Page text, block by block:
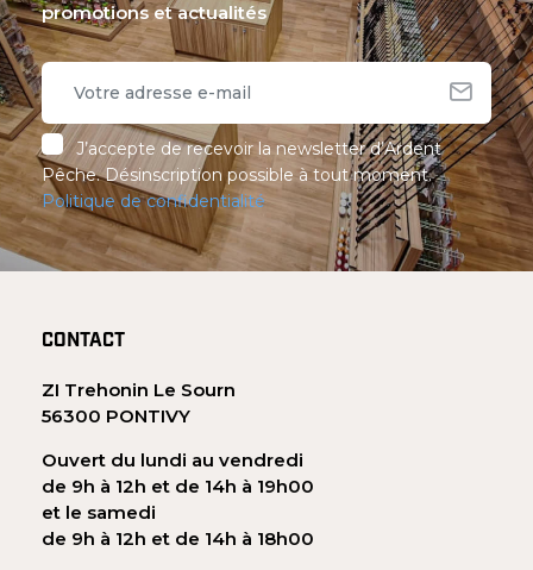
promotions et actualités
J’accepte de recevoir la newsletter d’Ardent
Pêche. Désinscription possible à tout moment.
Politique de confidentialité
CONTACT
ZI Trehonin Le Sourn
56300 PONTIVY
Ouvert du lundi au vendredi
de 9h à 12h et de 14h à 19h00
et le samedi
de 9h à 12h et de 14h à 18h00